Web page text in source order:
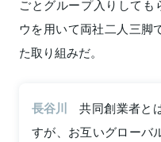
ごとグループ入りしても
ウを用いて両社二人三脚
た取り組みだ。
長谷川
共同創業者と
すが、お互いグローバ